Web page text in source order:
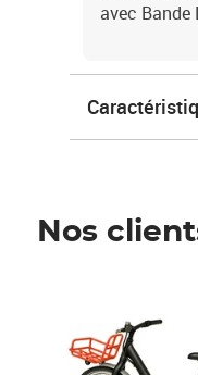
avec
Nos